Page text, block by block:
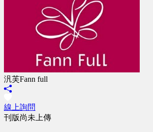
汎芙Fann full
線上詢問
刊版尚未上傳